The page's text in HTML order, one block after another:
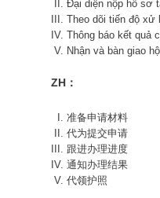
Đại diện nộp hồ sơ
Theo dõi tiến độ xử
Thông báo kết quả
Nhận và bàn giao
ZH：
准备申请材料
代为提交申请
跟进办理进度
通知办理结果
代领护照